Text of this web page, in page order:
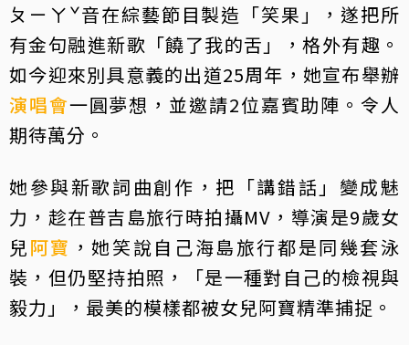
ㄆㄧㄚˇ音在綜藝節目製造「笑果」，遂把所
有金句融進新歌「饒了我的舌」，格外有趣。
如今迎來別具意義的出道25周年，她宣布舉辦
演唱會一圓夢想，並邀請2位嘉賓助陣。令人
期待萬分。
她參與新歌詞曲創作，把「講錯話」變成魅
力，趁在普吉島旅行時拍攝MV，導演是9歲女
兒阿寶 ，她笑說自己海島旅行都是同幾套泳
裝，但仍堅持拍照，「是一種對自己的檢視與
毅力」，最美的模樣都被女兒阿寶精準捕捉。